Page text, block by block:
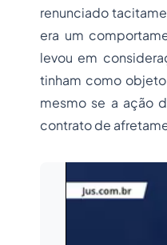
renunciado
era um
levou em
tinham como
mesmo se a ação
contrato de